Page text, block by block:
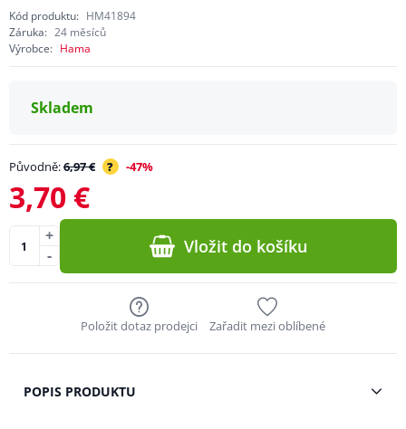
Kód produktu: HM41894
Záruka: 24 měsíců
Výrobce: Hama
Skladem
Původně:6,97 € ? -47%
3,70 €
-
+ Vložit do košíku
Položit dotaz prodejci Zařadit mezi oblíbené
POPIS PRODUKTU